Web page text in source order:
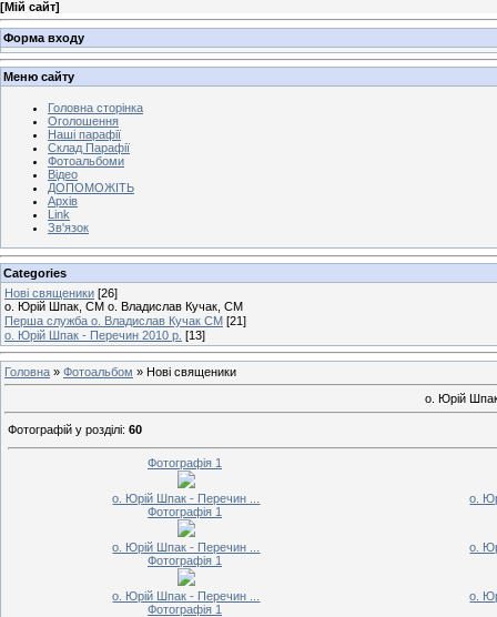
[Мій сайт]
Форма входу
Меню сайту
Головна сторінка
Оголошення
Наші парафії
Склад Парафії
Фотоальбоми
Відео
ДОПОМОЖІТЬ
Архів
Link
Зв'язок
Categories
Нові священики [26]
о. Юрій Шпак, СМ о. Владислав Кучак, СМ
Перша служба о. Владислав Кучак СМ [21]
о. Юрій Шпак - Перечин 2010 р. [13]
Головна » Фотоальбом » Нові священики
о. Юрій
Фотографій у розділі: 60
Фотографія 1
о. Юрій Шпак - Перечин ...
о.
Фотографія 1
о. Юрій Шпак - Перечин ...
о.
Фотографія 1
о. Юрій Шпак - Перечин ...
о.
Фотографія 1